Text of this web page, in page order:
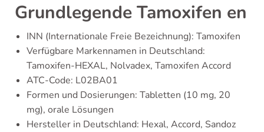
Grundlegende Tamoxifen en
INN (Internationale Freie Bezeichnung): Tamoxifen
Verfügbare Markennamen in Deutschland:
Tamoxifen-HEXAL, Nolvadex, Tamoxifen Accord
ATC-Code: L02BA01
Formen und Dosierungen: Tabletten (10 mg, 20
mg), orale Lösungen
Hersteller in Deutschland: Hexal, Accord, Sandoz